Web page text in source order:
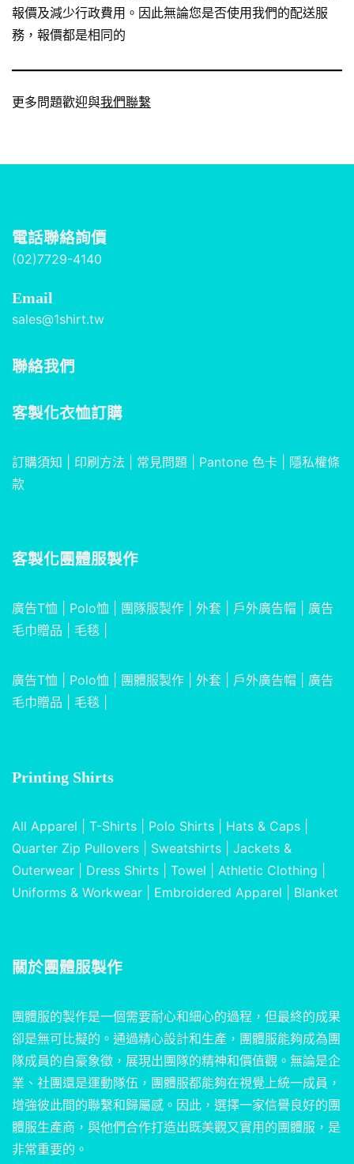
報價及減少行政費用。因此無論您是否使用我們的配送服
務，報價都是相同的
更多問題歡迎與我們聯繫
電話聯絡詢價
(02)7729-4140
Email
sales@1shirt.tw
聯絡我們
客製化衣恤訂購
訂購須知 印刷方法 常見問題 Pantone 色卡
隱私權條
款
客製化團體服製作
廣告T恤 Polo恤 團隊服製作 外套 戶外廣告帽
廣告
毛巾贈品
毛毯
廣告T恤 Polo恤 團體服製作 外套 戶外廣告帽
廣告
毛巾贈品
毛毯
Printing Shirts
All Apparel T-Shirts Polo Shirts Hats & Caps
Quarter Zip Pullovers
Sweatshirts
Jackets &
Outerwear
Dress Shirts Towel Athletic Clothing
Uniforms & Workwear
Embroidered Apparel Blanket
關於團體服製作
團體服的製作是一個需要耐心和細心的過程，但最終的成果
卻是無可比擬的。通過精心設計和生產，團體服能夠成為團
隊成員的自豪象徵，展現出團隊的精神和價值觀。無論是企
業、社團還是運動隊伍，團體服都能夠在視覺上統一成員，
增強彼此間的聯繫和歸屬感。因此，選擇一家信譽良好的團
體服生產商，與他們合作打造出既美觀又實用的團體服，是
非常重要的。